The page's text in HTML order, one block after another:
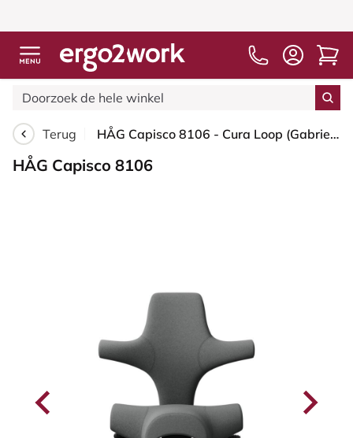
Terug HÅG Capisco 8106 - Cura Loop (Gabriel) - Gerecycled Polyester - CLP60109 - Grey - Moss Grey - 150mm - Zachte wielen t.b.v. harde vloeren
HÅG Capisco 8106